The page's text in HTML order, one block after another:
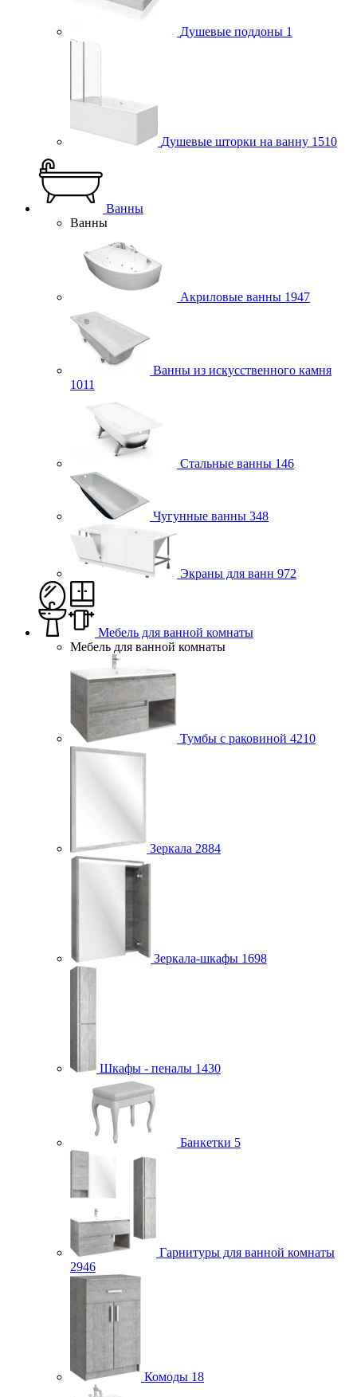
Душевые поддоны 1
Душевые шторки на ванну 1510
Ванны
Ванны
Акриловые ванны 1947
Ванны из искусственного камня
1011
Стальные ванны 146
Чугунные ванны 348
Экраны для ванн 972
Мебель для ванной комнаты
Мебель для ванной комнаты
Тумбы с раковиной 4210
Зеркала 2884
Зеркала-шкафы 1698
Шкафы - пеналы 1430
Банкетки 5
Гарнитуры для ванной комнаты
2946
Комоды 18